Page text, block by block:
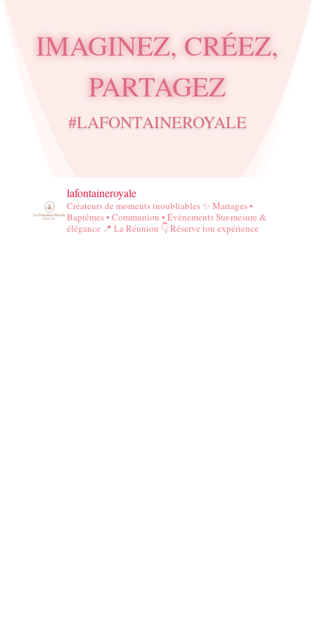
IMAGINEZ, CRÉEZ,
PARTAGEZ
#LAFONTAINEROYALE
lafontaineroyale
Créateurs de moments inoubliables ✨️ Mariages •
Baptêmes • Communion • ÉvènementsSur-mesure &
élégance 📍 La Réunion 👇 Réserve ton expérience